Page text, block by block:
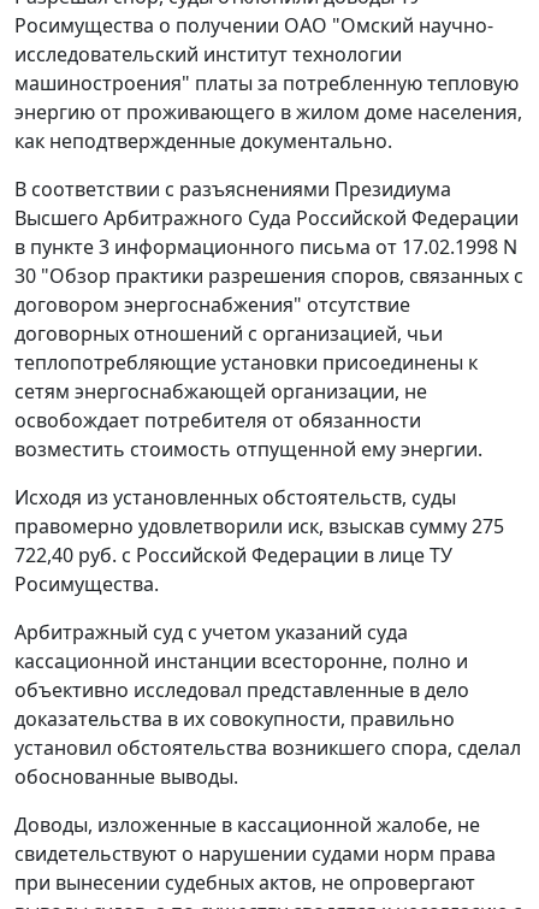
Росимущества о получении ОАО "Омский научно-
исследовательский институт технологии
машиностроения" платы за потребленную тепловую
энергию от проживающего в жилом доме населения,
как неподтвержденные документально.
В соответствии с разъяснениями Президиума
Высшего Арбитражного Суда Российской Федерации
в пункте 3 информационного письма от 17.02.1998 N
30 "Обзор практики разрешения споров, связанных с
договором энергоснабжения" отсутствие
договорных отношений с организацией, чьи
теплопотребляющие установки присоединены к
сетям энергоснабжающей организации, не
освобождает потребителя от обязанности
возместить стоимость отпущенной ему энергии.
Исходя из установленных обстоятельств, суды
правомерно удовлетворили иск, взыскав сумму 275
722,40 руб. с Российской Федерации в лице ТУ
Росимущества.
Арбитражный суд с учетом указаний суда
кассационной инстанции всесторонне, полно и
объективно исследовал представленные в дело
доказательства в их совокупности, правильно
установил обстоятельства возникшего спора, сделал
обоснованные выводы.
Доводы, изложенные в кассационной жалобе, не
свидетельствуют о нарушении судами норм права
при вынесении судебных актов, не опровергают